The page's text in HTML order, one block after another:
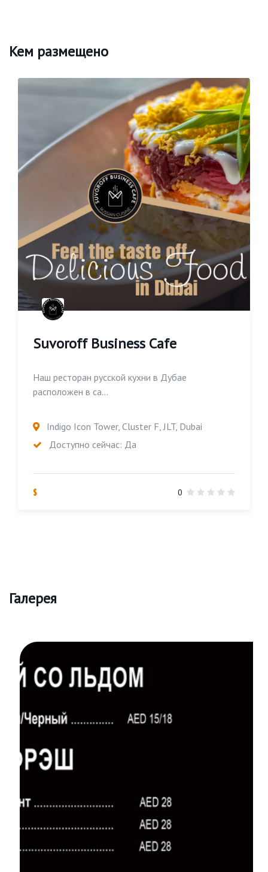
Кем размещено
Suvoroff Business Cafe
Наш ресторан русской кухни в Дубае
расположен в са...
Indigo Icon Tower, Cluster F, JLT, Dubai
Доступно сейчас: Да
$ 0
Галерея